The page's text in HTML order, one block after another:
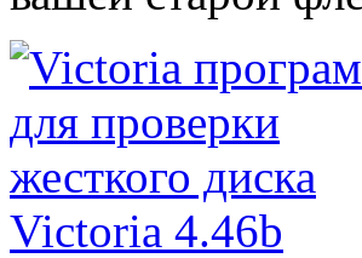
Victoria 4.46b